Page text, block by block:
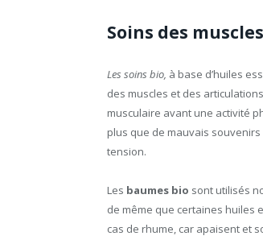
Soins des
Les soins bio, à base d’huiles
des muscles et des
musculaire avant une activité
plus que de mauvais
tension.
Les baumes bio sont utilisés
de même que certaines huiles
cas de rhume, car apaisent et